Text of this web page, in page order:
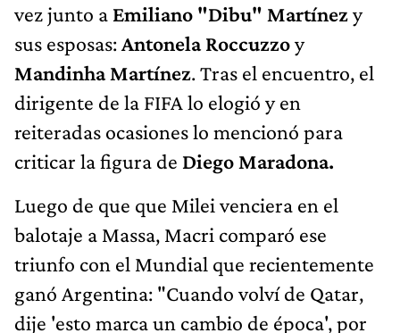
vez junto a Emiliano "Dibu" Martínezy
sus esposas:Antonela Roccuzzoy
Mandinha Martínez. Tras el encuentro, el
dirigente de la FIFA lo elogió y en
reiteradas ocasiones lo mencionó para
criticar la figura de Diego Maradona.
Luego de que que Milei venciera en el
balotaje a Massa, Macri comparó ese
triunfo con el Mundial que recientemente
ganó Argentina: "Cuando volví de Qatar,
dije 'esto marca un cambio de época', por